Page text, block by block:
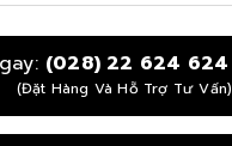
(028) 22 624 624
(Đặt Hàng Và Hỗ Trợ Tư Vấn)